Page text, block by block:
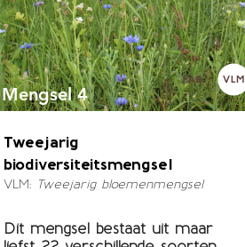
Mengsel 4
Tweejarig
biodiversiteitsmengsel
VLM; Tweejarig bloemenmengsel
Dit mengsel bestaat uit maar